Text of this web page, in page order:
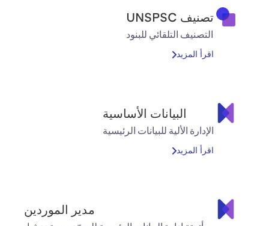
تصنيف UNSPSC
التصنيف التلقائي للبنود
اقرأ المزيد
البيانات الأساسية
الإدارة الألية للبيانات الرئيسية
اقرأ المزيد
مدير الموردين